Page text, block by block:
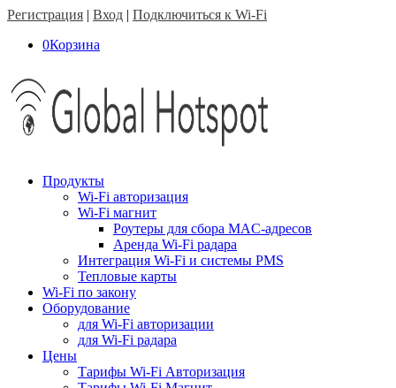
Регистрация | Вход | Подключиться к Wi-Fi
0Корзина
Продукты
Wi-Fi авторизация
Wi-Fi магнит
Роутеры для сбора MAC-адресов
Аренда Wi-Fi радара
Интеграция Wi-Fi и системы PMS
Тепловые карты
Wi-Fi по закону
Оборудование
для Wi-Fi авторизации
для Wi-Fi радара
Цены
Тарифы Wi-Fi Авторизация